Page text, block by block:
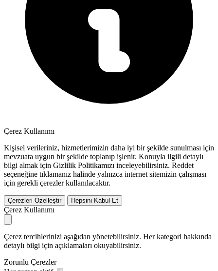
Çerez Kullanımı
Kişisel verileriniz, hizmetlerimizin daha iyi bir şekilde sunulması için
mevzuata uygun bir şekilde toplanıp işlenir. Konuyla ilgili detaylı
bilgi almak için Gizlilik Politikamızı inceleyebilirsiniz. Reddet
seçeneğine tıklamanız halinde yalnızca internet sitemizin çalışması
için gerekli çerezler kullanılacaktır.
Çerezleri Özelleştir Hepsini Kabul Et
Çerez Kullanımı
Çerez tercihlerinizi aşağıdan yönetebilirsiniz. Her kategori hakkında
detaylı bilgi için açıklamaları okuyabilirsiniz.
Zorunlu Çerezler